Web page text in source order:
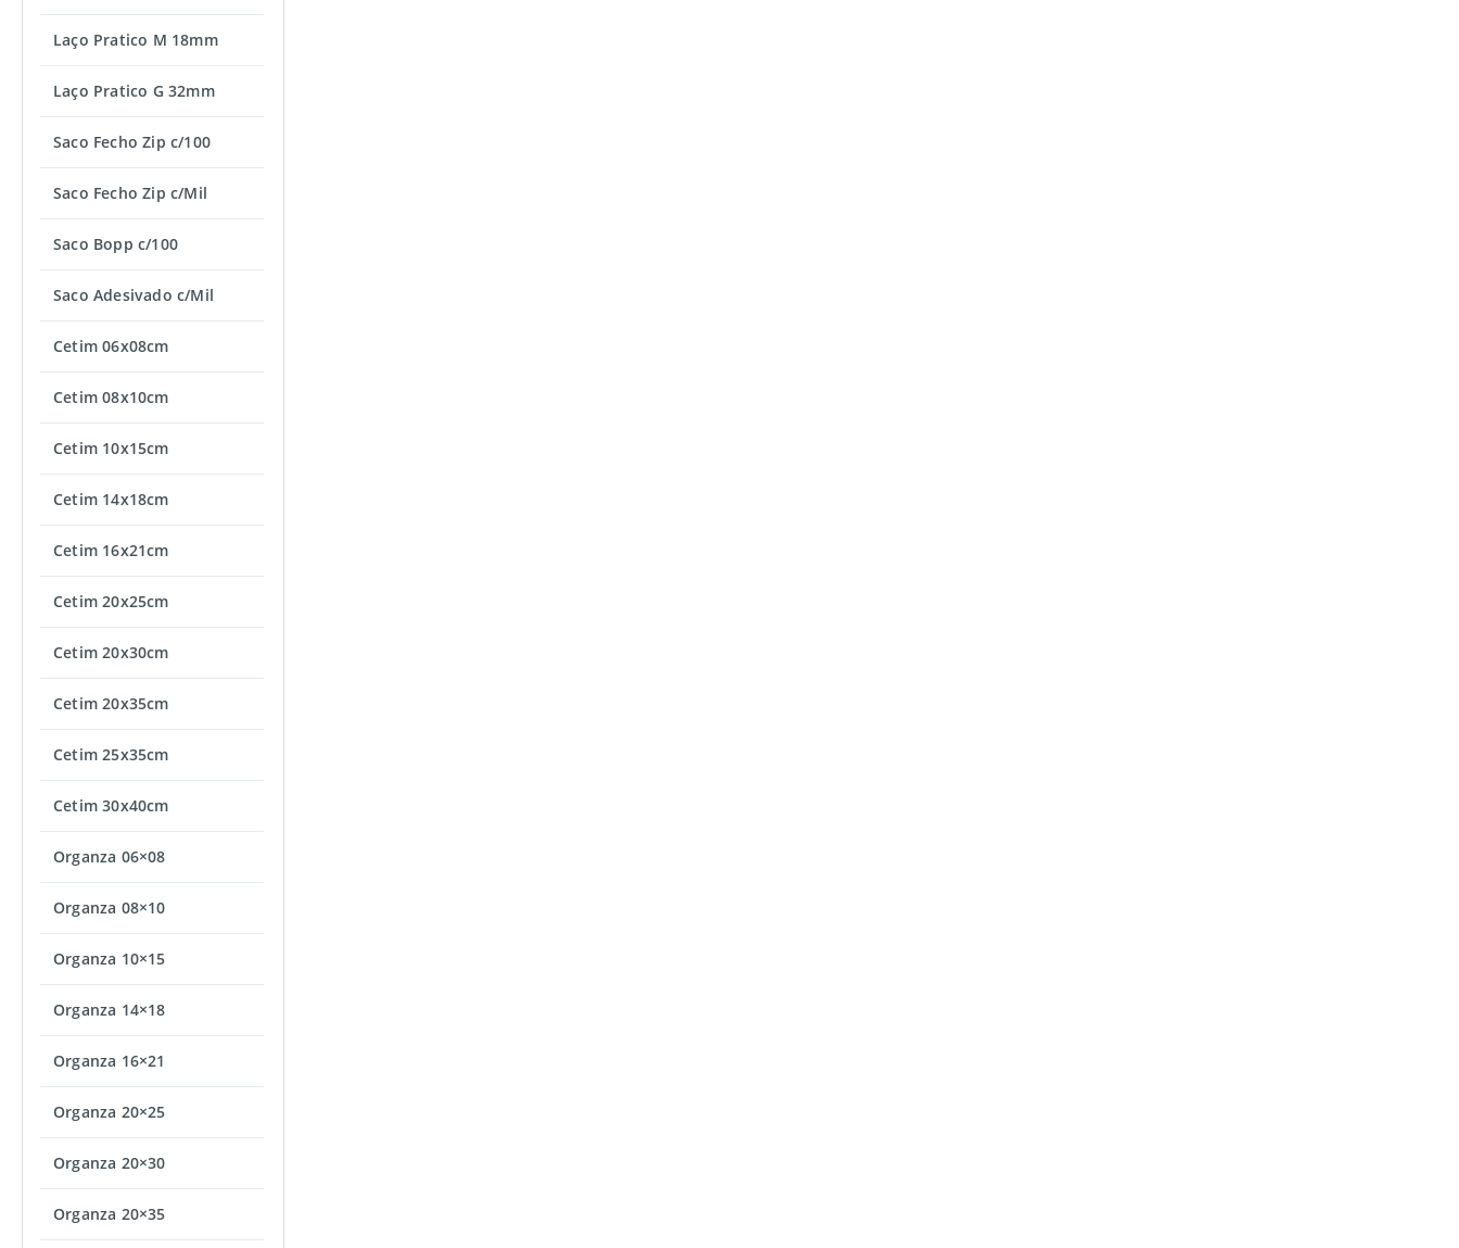
Laço Pratico M 18mm
Laço Pratico G 32mm
Saco Fecho Zip c/100
Saco Fecho Zip c/Mil
Saco Bopp c/100
Saco Adesivado c/Mil
Cetim 06x08cm
Cetim 08x10cm
Cetim 10x15cm
Cetim 14x18cm
Cetim 16x21cm
Cetim 20x25cm
Cetim 20x30cm
Cetim 20x35cm
Cetim 25x35cm
Cetim 30x40cm
Organza 06×08
Organza 08×10
Organza 10×15
Organza 14×18
Organza 16×21
Organza 20×25
Organza 20×30
Organza 20×35